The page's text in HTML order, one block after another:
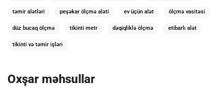
təmir alətləri peşəkar ölçmə aləti ev üçün alət ölçmə vasitəsi
düz bucaq ölçmə tikinti metr dəqiqliklə ölçmə etibarlı alət
tikinti və təmir işləri
Oxşar məhsullar